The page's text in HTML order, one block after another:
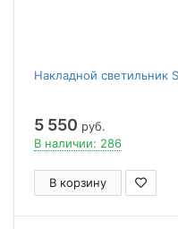
Накладной светильник
5 550 руб.
В наличии: 286
В корзину